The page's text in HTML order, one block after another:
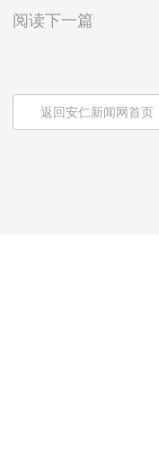
阅读下一篇
返回安仁新闻网首页